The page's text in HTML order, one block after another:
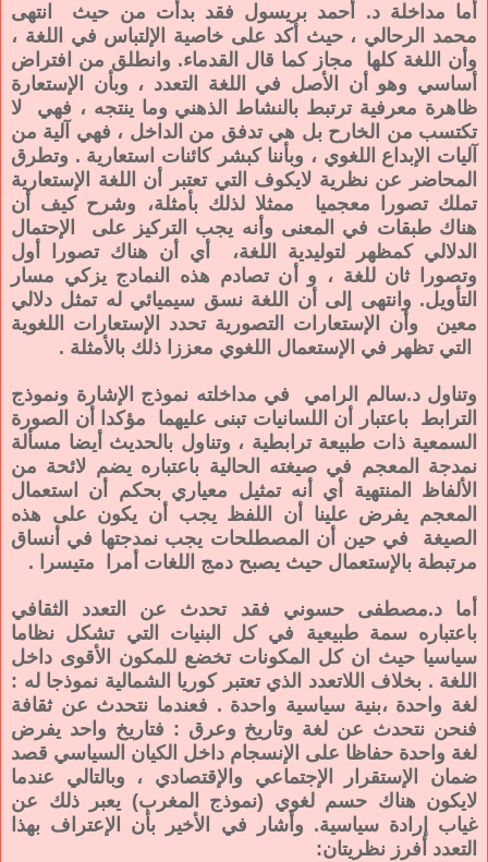
أما مداخلة د. أحمد بريسول فقد بدأت من حيث انتهى
محمد الرحالي ، حيث أكد على خاصية الإلتباس في اللغة ،
وأن اللغة كلها مجاز كما قال القدماء. وانطلق من افتراض
أساسي وهو أن الأصل في اللغة التعدد ، وبأن الإستعارة
ظاهرة معرفية ترتبط بالنشاط الذهني وما ينتجه ، فهي لا
تكتسب من الخارح بل هي تدفق من الداخل ، فهي آلية من
آليات الإبداع اللغوي ، وبأننا كبشر كائنات استعارية . وتطرق
المحاضر عن نظرية لايكوف التي تعتبر أن اللغة الإستعارية
تملك تصورا معجميا ممثلا لذلك بأمثلة، وشرح كيف أن
هناك طبقات في المعنى وأنه يجب التركيز على الإحتمال
الدلالي كمظهر لتوليدية اللغة، أي أن هناك تصورا أول
وتصورا ثان للغة ، و أن تصادم هذه النمادج يزكي مسار
التأويل. وانتهى إلى أن اللغة نسق سيميائي له تمثل دلالي
معين وأن الإستعارات التصورية تحدد الإستعارات اللغوية
التي تظهر في الإستعمال اللغوي معززا ذلك بالأمثلة .
وتناول د.سالم الرامي في مداخلته نموذج الإشارة ونموذج
الترابط باعتبار أن اللسانيات تبنى عليهما مؤكدا أن الصورة
السمعية ذات طبيعة ترابطية ، وتناول بالحديث أيضا مسألة
نمدجة المعجم في صيغته الحالية باعتباره يضم لائحة من
الألفاظ المنتهية أي أنه تمثيل معياري بحكم أن استعمال
المعجم يفرض علينا أن اللفظ يجب أن يكون على هذه
الصيغة في حين أن المصطلحات يجب نمدجتها في أنساق
مرتبطة بالإستعمال حيث يصبح دمج اللغات أمرا متيسرا .
أما د.مصطفى حسوني فقد تحدث عن التعدد الثقافي
باعتباره سمة طبيعية في كل البنيات التي تشكل نظاما
سياسيا حيث ان كل المكونات تخضع للمكون الأقوى داخل
اللغة . بخلاف اللاتعدد الذي تعتبر كوريا الشمالية نموذجا له :
لغة واحدة ،بنية سياسية واحدة . فعندما نتحدث عن ثقافة
فنحن نتحدث عن لغة وتاريخ وعرق : فتاريخ واحد يفرض
لغة واحدة حفاظا على الإنسجام داخل الكيان السياسي قصد
ضمان الإستقرار الإجتماعي والإقتصادي ، وبالتالي عندما
لايكون هناك حسم لغوي (نموذج المغرب) يعبر ذلك عن
غياب إرادة سياسية. وأشار في الأخير بأن الإعتراف بهذا
التعدد أفرز نظريتان: